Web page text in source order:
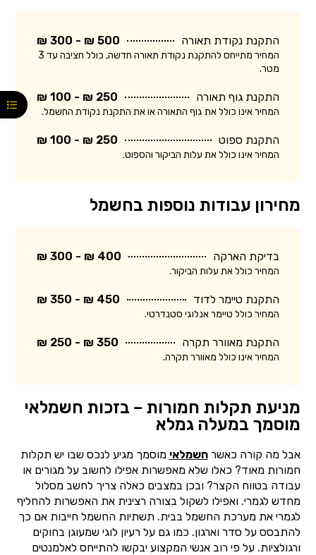
התקנת נקודת תאורה 500 ₪ - 300 ₪
המחיר מתייחס להתקנת נקודת תאורה חדשה, כולל חציבה עד 3
מטר.
התקנת גוף תאורה 250 ₪ - 100 ₪
המחיר אינו כולל את גוף התאורה או את התקנת נקודת החשמל.
התקנת ספוט 250 ₪ - 100 ₪
המחיר אינו כולל את עלות הביקור והספוט.
מחירון עבודות נוספות בחשמל
בדיקת הארקה 400 ₪ - 300 ₪
המחיר כולל את עלות הביקור.
התקנת טיימר לדוד 450 ₪ - 350 ₪
המחיר כולל טיימר אנלוגי סטנדרטי.
התקנת מאוורר תקרה 350 ₪ - 250 ₪
המחיר אינו כולל מאוורר תקרה.
מניעת תקלות חמורות – בזכות חשמלאי
מוסמך במעלה גמלא
אבל מה קורה כאשרחשמלאי מוסמך מגיע לנכס שבו יש תקלות
חמורות מאוד? כאלו שלא מאפשרות אפילו לחשוב על מגורים או
עבודה בטווח הקצר? ובכן במצבים כאלה צריך לחשב מסלול
מחדש לגמרי. ואפילו לשקול בצורה רצינית את האפשרות להחליף
לגמרי את מערכת החשמל בבית. תשתיות החשמל חייבות אם כך
להתבסס על סדר וארגון. כמו גם על רעיון לוגי שמעוגן בחוקים
ורגולציות. על פי רוב אנשי המקצוע יבקשו להתייחס לאלמנטים